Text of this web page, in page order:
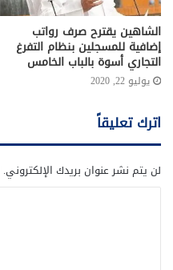
الشاهين يقترح صرف رواتب
إضافية للمسجلين بنظام التفرغ
التجاري أسوة بالباب الخامس
يوليو 22, 2020
اترك تعليقاً
لن يتم نشر عنوان بريدك الإلكتروني.